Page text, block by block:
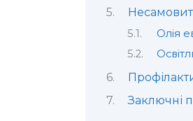
Олія
Заключні